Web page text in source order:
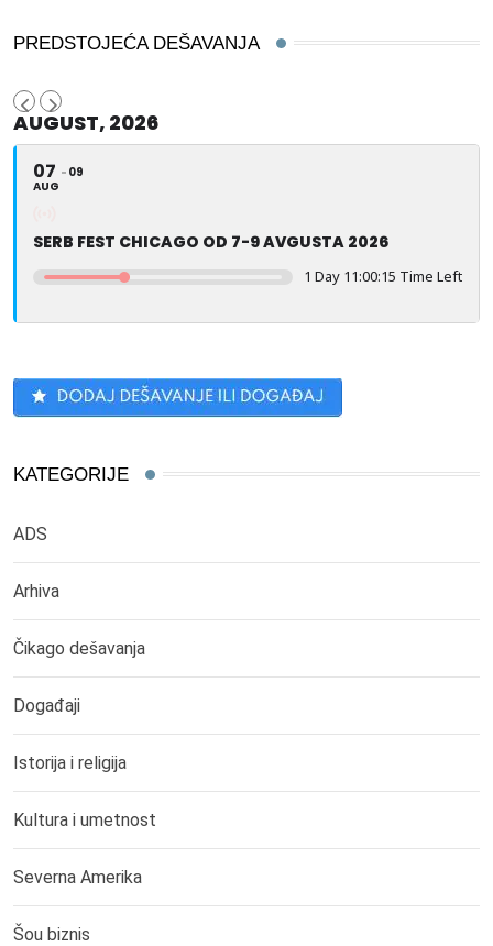
PREDSTOJEĆA DEŠAVANJA
AUGUST, 2026
07
AUG
09
SERB FEST CHICAGO OD 7-9 AVGUSTA 2026
1 Day 11:00:14 Time Left
KATEGORIJE
ADS
Arhiva
Čikago dešavanja
Događaji
Istorija i religija
Kultura i umetnost
Severna Amerika
Šou biznis